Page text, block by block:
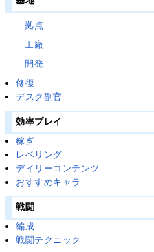
拠点
工廠
開発
修復
デスク副官
効率プレイ
稼ぎ
レベリング
デイリーコンテンツ
おすすめキャラ
戦闘
編成
戦闘テクニック